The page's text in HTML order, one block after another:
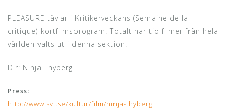
PLEASURE tävlar i Kritikerveckans (Semaine de la
critique) kortfilmsprogram. Totalt har tio filmer från hela
världen valts ut i denna sektion.
Dir: Ninja Thyberg
Press:
http://www.svt.se/kultur/film/ninja-thyberg